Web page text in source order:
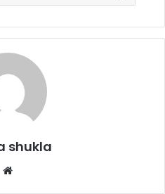
shukla